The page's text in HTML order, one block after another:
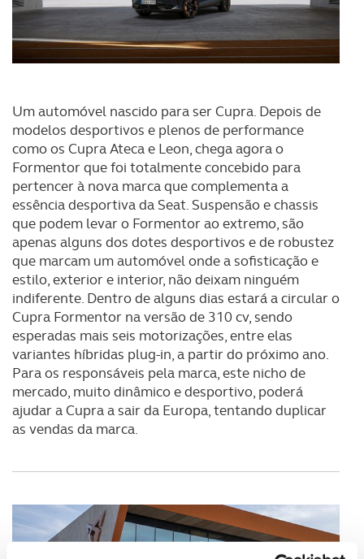
Um automóvel nascido para ser Cupra. Depois de
modelos desportivos e plenos de performance
como os Cupra Ateca e Leon, chega agora o
Formentor que foi totalmente concebido para
pertencer à nova marca que complementa a
essência desportiva da Seat. Suspensão e chassis
que podem levar o Formentor ao extremo, são
apenas alguns dos dotes desportivos e de robustez
que marcam um automóvel onde a sofisticação e
estilo, exterior e interior, não deixam ninguém
indiferente. Dentro de alguns dias estará a circular o
Cupra Formentor na versão de 310 cv, sendo
esperadas mais seis motorizações, entre elas
variantes híbridas plug-in, a partir do próximo ano.
Para os responsáveis pela marca, este nicho de
mercado, muito dinâmico e desportivo, poderá
ajudar a Cupra a sair da Europa, tentando duplicar
as vendas da marca.